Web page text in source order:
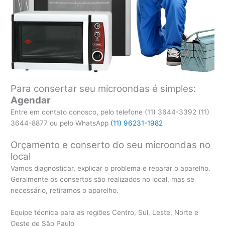
Para consertar seu microondas é simples:
Agendar
Entre em contato conosco, pelo telefone (11) 3644-3392 (11)
3644-8877 ou pelo WhatsApp (11) 96231-1982
Orçamento e conserto do seu microondas no
local
Vamos diagnosticar, explicar o problema e reparar o aparelho.
Geralmente os consertos são realizados no local, mas se
necessário, retiramos o aparelho.
Equipe técnica para as regiões Centro, Sul, Leste, Norte e
Oeste de São Paulo